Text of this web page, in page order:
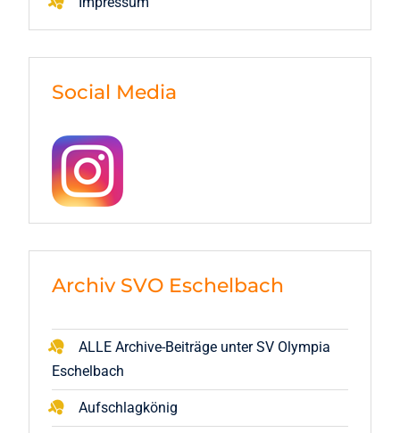
Social Media
Archiv SVO Eschelbach
ALLE Archive-Beiträge unter SV Olympia
Eschelbach
Aufschlagkönig